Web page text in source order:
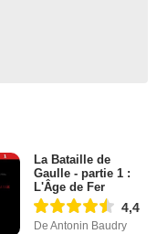
La Bataille de
Gaulle - partie 1 :
L'Âge de Fer
4,4
De Antonin Baudry